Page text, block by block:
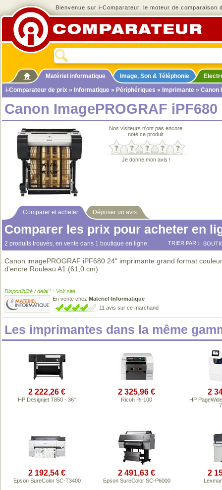
Bienvenue sur i-Comparateur, le moteur de comparaison
Matériel informatique Image, Son & Téléphonie
i-Comparateur de prix » Informatique » Périphériques » Imprimante » Canon
Canon ImagePROGRAF iPF680
Nos visiteurs n'ont pas encore
noté ce produit
Je donne mon avis !
Comparer et acheter Déposer un avis
Comparer les prix pour acheter en
2 produits trouvés, en vente dans 1 boutique en ligne. TRIER PAR :
Canon imagePROGRAF iPF680 24" imprimante grand format
d'encre Rouleau A1 (61,0 cm)
Disponibilité / délai * : Voir site
En vente chez Materiel-Informatique
11 avis sur ce marchand
Les imprimantes dans la même
2 222,26 €
HP Designjet T850 - 36"
2 325,96 €
Ricoh Ri-100
2
HP
2 192,54 €
Epson SureColor SC-T3400
2 491,63 €
Epson SureColor SC-P6000
2